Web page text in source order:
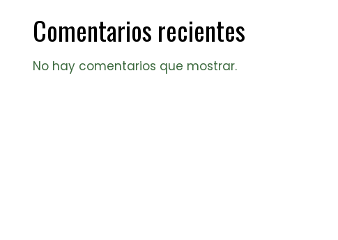
Comentarios recientes
No hay comentarios que mostrar.